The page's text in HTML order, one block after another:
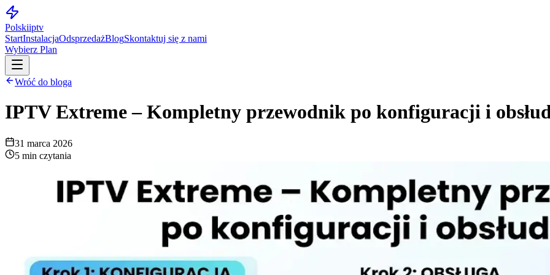
Polskiiptv
StartInstalacjaOdsprzedażBlogSkontaktuj się z nami
Wybierz Plan
Wróć do bloga
IPTV Extreme – Kompletny przewodnik po konfiguracji i
31 marca 2026
5 min czytania